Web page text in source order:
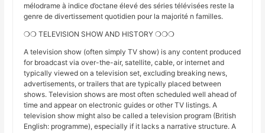
mélodrame à indice d’octane élevé des séries télévisées reste la
genre de divertissement quotidien pour la majorité n familles.
❍❍ TELEVISION SHOW AND HISTORY ❍❍❍
A television show (often simply TV show) is any content produced
for broadcast via over-the-air, satellite, cable, or internet and
typically viewed on a television set, excluding breaking news,
advertisements, or trailers that are typically placed between
shows. Television shows are most often scheduled well ahead of
time and appear on electronic guides or other TV listings. A
television show might also be called a television program (British
English: programme), especially if it lacks a narrative structure. A